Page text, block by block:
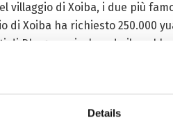
Details
di Xoiba, i due più
di Xoiba ha richiesto 250.000
Phagmo, risolvendo il
era lungi dal soddisfare le
di questi hotel, si
di 1.700 yuan. Nel 2016,